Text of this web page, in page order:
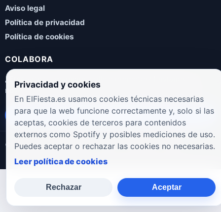
Aviso legal
Política de privacidad
Política de cookies
COLABORA
¿Eres artista, manager, sello o promotor? Envíanos tus
novedades, galas, entrevistas o propuestas musicales.
Enviar propuesta
© 2026 ElFiesta.es Noticias · Galas · Entrevistas · Música
Privacidad y cookies
En ElFiesta.es usamos cookies técnicas necesarias
para que la web funcione correctamente y, solo si las
aceptas, cookies de terceros para contenidos
externos como Spotify y posibles mediciones de uso.
Puedes aceptar o rechazar las cookies no necesarias.
Leer política de cookies
Rechazar Aceptar